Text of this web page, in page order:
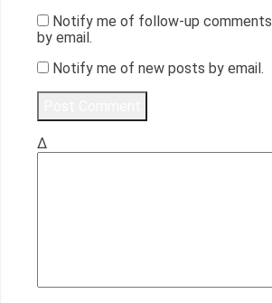
Notify me of follow-up comments
by email.
Notify me of new posts by email.
Δ